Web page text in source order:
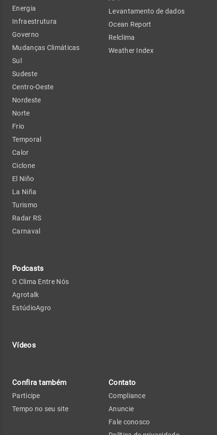
Energia
Infraestrutura
Governo
Mudanças Climáticas
Sul
Sudeste
Centro-Oeste
Nordeste
Norte
Frio
Temporal
Calor
Ciclone
El Niño
La Niña
Turismo
Radar RS
Carnaval
Podcasts
O Clima Entre Nós
Agrotalk
EstúdioAgro
Vídeos
Levantamento de dados
Ocean Report
Relclima
Weather Index
Confira também
Participe
Tempo no seu site
Contato
Compliance
Anuncie
Fale conosco